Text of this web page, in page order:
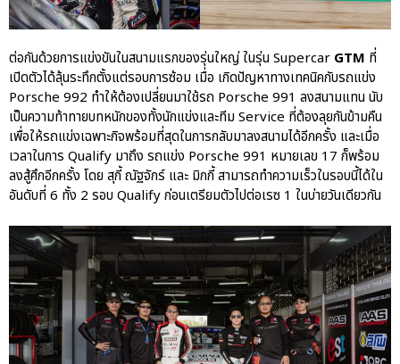
ต่อกันด้วยการแข่งขันในสนามแรกของรุ่นใหญ่ ในรุ่น Supercar GTM ที่
เปิดตัวได้ลุ้นระทึกตั้งแต่รอบการซ้อม เมื่อ เกิดปัญหาทางเทคนิคกับรถแข่ง
Porsche 992 ทำให้ต้องเปลี่ยนมาใช้รถ Porsche 991 ลงสนามแทน นับ
เป็นความท้าทายบทหนักของทั้งนักแข่งและทีม Service ที่ต้องลุยกันข้ามคืน
เพื่อให้รถแข่งเฉพาะกิจพร้อมที่สุดในการกลับมาลงสนามได้อีกครั้ง และเมื่อ
เวลาในการ Qualify มาถึง รถแข่ง Porsche 991 หมายเลข 17 ก็พร้อม
ลงสู้ศึกอีกครั้ง โดย สุกี้ ณัฐจักร์ และ มิกกี้ สามารถทำความเร็วในรอบนี้ได้ใน
อันดับที่ 6 ทั้ง 2 รอบ Qualify ก่อนเตรียมตัวไปต่อเรซ 1 ในบ่ายวันเดียวกัน